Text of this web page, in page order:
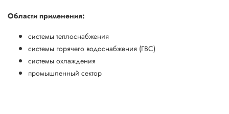
Области применения:
системы теплоснабжения
системы горячего водоснабжения (ГВС)
системы охлаждения
промышленный сектор